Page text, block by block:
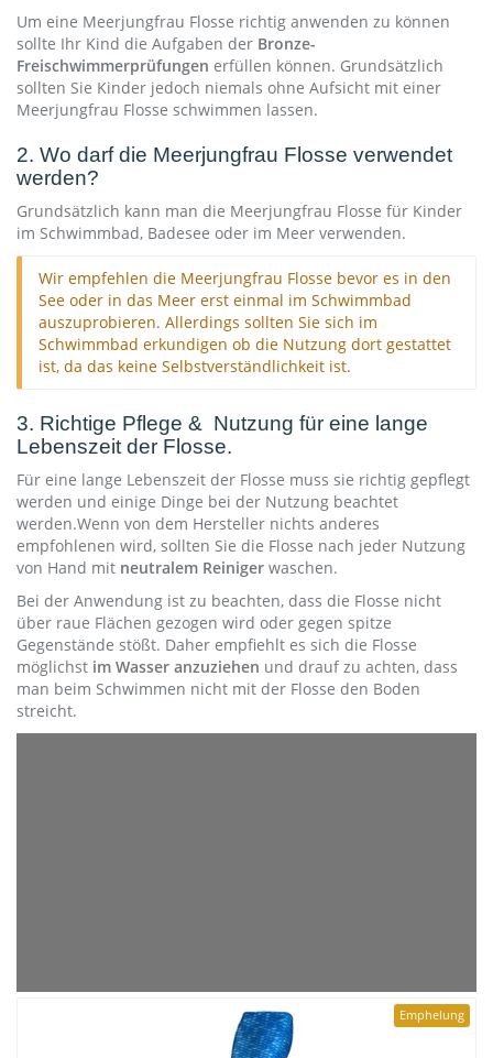
Um eine Meerjungfrau Flosse richtig anwenden zu können
sollte Ihr Kind die Aufgaben der Bronze-
Freischwimmerprüfungen erfüllen können. Grundsätzlich
sollten Sie Kinder jedoch niemals ohne Aufsicht mit einer
Meerjungfrau Flosse schwimmen lassen.
2. Wo darf die Meerjungfrau Flosse verwendet
werden?
Grundsätzlich kann man die Meerjungfrau Flosse für Kinder
im Schwimmbad, Badesee oder im Meer verwenden.
Wir empfehlen die Meerjungfrau Flosse bevor es in den
See oder in das Meer erst einmal im Schwimmbad
auszuprobieren. Allerdings sollten Sie sich im
Schwimmbad erkundigen ob die Nutzung dort gestattet
ist, da das keine Selbstverständlichkeit ist.
3. Richtige Pflege & Nutzung für eine lange
Lebenszeit der Flosse.
Für eine lange Lebenszeit der Flosse muss sie richtig gepflegt
werden und einige Dinge bei der Nutzung beachtet
werden.Wenn von dem Hersteller nichts anderes
empfohlenen wird, sollten Sie die Flosse nach jeder Nutzung
von Hand mit neutralem Reiniger waschen.
Bei der Anwendung ist zu beachten, dass die Flosse nicht
über raue Flächen gezogen wird oder gegen spitze
Gegenstände stößt. Daher empfiehlt es sich die Flosse
möglichst im Wasser anzuziehen und drauf zu achten, dass
man beim Schwimmen nicht mit der Flosse den Boden
streicht.
Emphelung